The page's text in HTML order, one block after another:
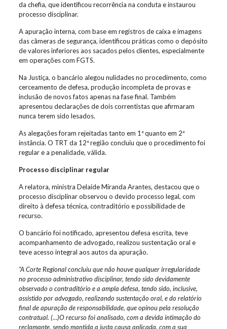
da chefia, que identificou recorrência na conduta e instaurou
processo disciplinar.
A apuração interna, com base em registros de caixa e imagens
das câmeras de segurança, identificou práticas como o depósito
de valores inferiores aos sacados pelos clientes, especialmente
em operações com FGTS.
Na Justiça, o bancário alegou nulidades no procedimento, como
cerceamento de defesa, produção incompleta de provas e
inclusão de novos fatos apenas na fase final. Também
apresentou declarações de dois correntistas que afirmaram
nunca terem sido lesados.
As alegações foram rejeitadas tanto em 1ª quanto em 2ª
instância. O TRT da 12ª região concluiu que o procedimento foi
regular e a penalidade, válida.
Processo disciplinar regular
A relatora, ministra Delaíde Miranda Arantes, destacou que o
processo disciplinar observou o devido processo legal, com
direito à defesa técnica, contraditório e possibilidade de
recurso.
O bancário foi notificado, apresentou defesa escrita, teve
acompanhamento de advogado, realizou sustentação oral e
teve acesso integral aos autos da apuração.
“A Corte Regional concluiu que não houve qualquer irregularidade
no processo administrativo disciplinar, tendo sido devidamente
observado o contraditório e a ampla defesa, tendo sido, inclusive,
assistido por advogado, realizando sustentação oral, e do relatório
final de apuração de responsabilidade, que opinou pela resolução
contratual. (…)O recurso foi analisado, com a devida intimação do
reclamante, sendo mantida a justa causa aplicada, com a sua